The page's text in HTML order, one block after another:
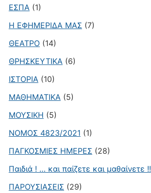
ΕΣΠΑ(1)
Η ΕΦΗΜΕΡΙΔΑ ΜΑΣ (7)
ΘΕΑΤΡΟ(14)
ΘΡΗΣΚΕΥΤΙΚΑ(6)
ΙΣΤΟΡΙΑ(10)
ΜΑΘΗΜΑΤΙΚΑ(5)
ΜΟΥΣΙΚΗ (5)
ΝΟΜΟΣ 4823/2021 (1)
ΠΑΓΚΟΣΜΙΕΣ ΗΜΕΡΕΣ (28)
Παιδιά ! … και παίζετε και μαθαίνετε !!
ΠΑΡΟΥΣΙΑΣΕΙΣ (29)